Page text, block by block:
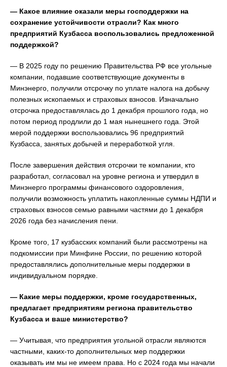
— Какое влияние оказали меры господдержки на
сохранение устойчивости отрасли? Как много
предприятий Кузбасса воспользовались предложенной
поддержкой?
— В 2025 году по решению Правительства РФ все угольные
компании, подавшие соответствующие документы в
Минэнерго, получили отсрочку по уплате налога на добычу
полезных ископаемых и страховых взносов. Изначально
отсрочка предоставлялась до 1 декабря прошлого года, но
потом период продлили до 1 мая нынешнего года. Этой
мерой поддержки воспользовались 96 предприятий
Кузбасса, занятых добычей и переработкой угля.
После завершения действия отсрочки те компании, кто
разработал, согласовал на уровне региона и утвердил в
Минэнерго программы финансового оздоровления,
получили возможность уплатить накопленные суммы НДПИ и
страховых взносов семью равными частями до 1 декабря
2026 года без начисления пени.
Кроме того, 17 кузбасских компаний были рассмотрены на
подкомиссии при Минфине России, по решению которой
предоставлялись дополнительные меры поддержки в
индивидуальном порядке.
— Какие меры поддержки, кроме государственных,
предлагает предприятиям региона правительство
Кузбасса и ваше министерство?
— Учитывая, что предприятия угольной отрасли являются
частными, каких-то дополнительных мер поддержки
оказывать им мы не имеем права. Но с 2024 года мы начали